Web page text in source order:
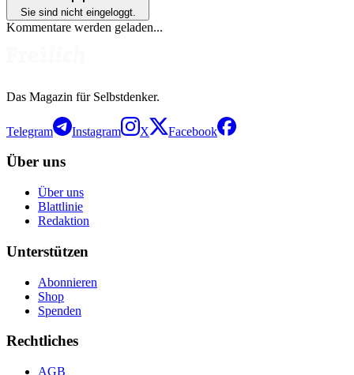
Sie sind nicht eingeloggt.
Kommentare werden geladen...
Das Magazin für Selbstdenker.
Telegram Instagram X Facebook
Über uns
Über uns
Blattlinie
Redaktion
Unterstützen
Abonnieren
Shop
Spenden
Rechtliches
AGB